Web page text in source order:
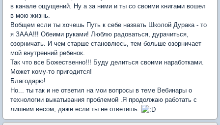
в канале ощущений. Ну а за ними и ты со своими книгами вошел
в мою жизнь.
Вобщем если ты хочешь Путь к себе назвать Школой Дурака - то
я ЗААА!!! Обеими руками! Люблю радоваться, дурачиться,
озорничать. И чем старше становлюсь, тем больше озорничает
мой внутренний ребенок.
Так что все Божественно!!! Буду делиться своими наработками.
Может кому-то пригодится!
Благодарю!
Но... ты так и не ответил на мои вопросы в теме Вебинары о
технологии выкатывания проблемой .Я продолжаю работать с
лишним весом, даже если ты не ответишь.